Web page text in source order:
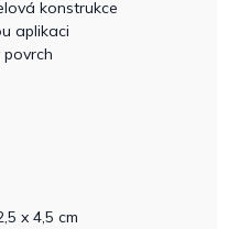
konstrukce
aplikaci
x 4,5 cm